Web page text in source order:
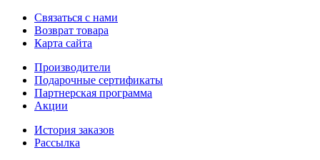
Связаться с нами
Возврат товара
Карта сайта
Производители
Подарочные сертификаты
Партнерская программа
Акции
История заказов
Рассылка